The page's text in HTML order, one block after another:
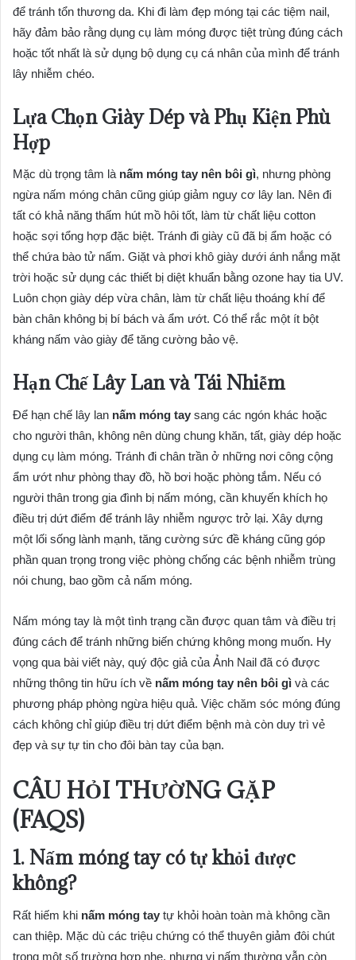
để tránh tổn thương da. Khi đi làm đẹp móng tại các tiệm nail,
hãy đảm bảo rằng dụng cụ làm móng được tiệt trùng đúng cách
hoặc tốt nhất là sử dụng bộ dụng cụ cá nhân của mình để tránh
lây nhiễm chéo.
Lựa Chọn Giày Dép và Phụ Kiện Phù
Hợp
Mặc dù trọng tâm là nấm móng tay nên bôi gì, nhưng phòng
ngừa nấm móng chân cũng giúp giảm nguy cơ lây lan. Nên đi
tất có khả năng thấm hút mồ hôi tốt, làm từ chất liệu cotton
hoặc sợi tổng hợp đặc biệt. Tránh đi giày cũ đã bị ẩm hoặc có
thể chứa bào tử nấm. Giặt và phơi khô giày dưới ánh nắng mặt
trời hoặc sử dụng các thiết bị diệt khuẩn bằng ozone hay tia UV.
Luôn chọn giày dép vừa chân, làm từ chất liệu thoáng khí để
bàn chân không bị bí bách và ẩm ướt. Có thể rắc một ít bột
kháng nấm vào giày để tăng cường bảo vệ.
Hạn Chế Lây Lan và Tái Nhiễm
Để hạn chế lây lan nấm móng tay sang các ngón khác hoặc
cho người thân, không nên dùng chung khăn, tất, giày dép hoặc
dụng cụ làm móng. Tránh đi chân trần ở những nơi công cộng
ẩm ướt như phòng thay đồ, hồ bơi hoặc phòng tắm. Nếu có
người thân trong gia đình bị nấm móng, cần khuyến khích họ
điều trị dứt điểm để tránh lây nhiễm ngược trở lại. Xây dựng
một lối sống lành mạnh, tăng cường sức đề kháng cũng góp
phần quan trọng trong việc phòng chống các bệnh nhiễm trùng
nói chung, bao gồm cả nấm móng.
Nấm móng tay là một tình trạng cần được quan tâm và điều trị
đúng cách để tránh những biến chứng không mong muốn. Hy
vọng qua bài viết này, quý độc giả của Ảnh Nail đã có được
những thông tin hữu ích về nấm móng tay nên bôi gì và các
phương pháp phòng ngừa hiệu quả. Việc chăm sóc móng đúng
cách không chỉ giúp điều trị dứt điểm bệnh mà còn duy trì vẻ
đẹp và sự tự tin cho đôi bàn tay của bạn.
CÂU HỎI THƯỜNG GẶP
(FAQS)
1. Nấm móng tay có tự khỏi được
không?
Rất hiếm khi nấm móng tay tự khỏi hoàn toàn mà không cần
can thiệp. Mặc dù các triệu chứng có thể thuyên giảm đôi chút
trong một số trường hợp nhẹ, nhưng vi nấm thường vẫn còn